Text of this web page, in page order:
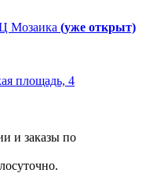
Мозаика (уже открыт)
площадь, 4
и заказы по